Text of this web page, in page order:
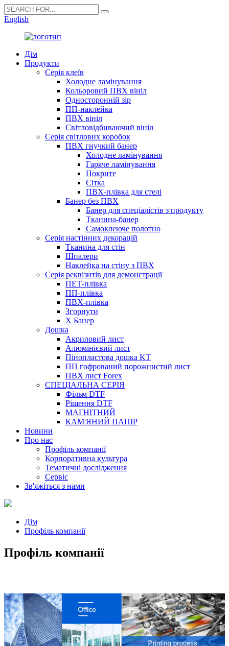
English
Дім
Продукти
Серія клеїв
Холодне ламінування
Кольоровий ПВХ вініл
Односторонній зір
ПП-наклейка
ПВХ вініл
Світловідбиваючий вініл
Серія світлових коробок
ПВХ гнучкий банер
Холодне ламінування
Гаряче ламінування
Покрите
Сітка
ПВХ-плівка для стелі
Банер без ПВХ
Банер для спеціалістів з продукту
Тканина-банер
Самоклеюче полотно
Серія настінних декорацій
Тканина для стін
Шпалери
Наклейка на стіну з ПВХ
Серія реквізитів для демонстрації
ПЕТ-плівка
ПП-плівка
ПВХ-плівка
Згорнути
X Банер
Дошка
Акриловий лист
Алюмінієвий лист
Пінопластова дошка KT
ПП гофрований порожнистий лист
ПВХ лист Forex
СПЕЦІАЛЬНА СЕРІЯ
Фільм DTF
Рішення DTF
МАГНІТНИЙ
КАМ'ЯНИЙ ПАПІР
Новини
Про нас
Профіль компанії
Корпоративна культура
Тематичні дослідження
Сервіс
Зв'яжіться з нами
Дім
Профіль компанії
Профіль компанії